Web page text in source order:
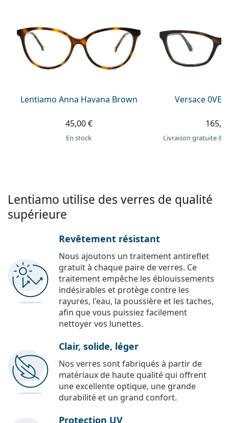
Prada
Toutes les marques
Lentiamo Anna Havana Brown
45,00 €
en stock
Versace
Livraison gratuite&
Lentiamo utilise des verres de qualité
supérieure
Revêtement résistant
Nous ajoutons un traitement antireflet
gratuit à chaque paire de verres. Ce
traitement empêche les éblouissements
indésirables et protège contre les
rayures, l'eau, la poussière et les taches,
afin que vous puissiez facilement
nettoyer vos lunettes.
Clair, solide, léger
Nos verres sont fabriqués à partir de
matériaux de haute qualité qui offrent
une excellente optique, une grande
durabilité et un grand confort.
Protection UV